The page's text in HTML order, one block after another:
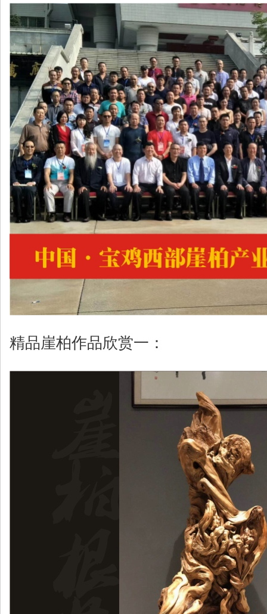
精品崖柏作品欣赏一：